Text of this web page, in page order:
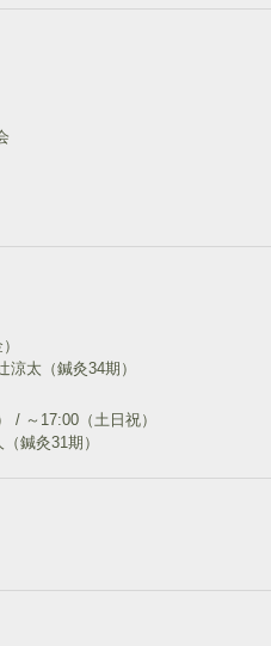
涼太（鍼灸34期）
/ ～17:00（土日祝）
鍼灸31期）